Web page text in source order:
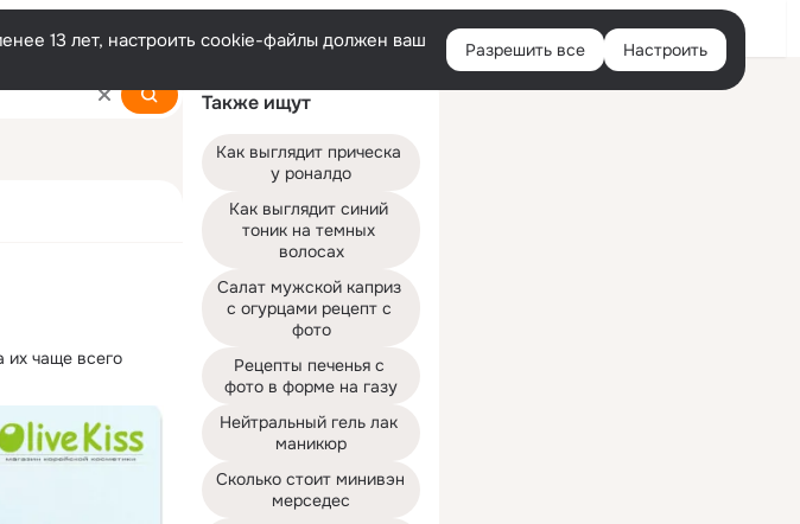
Войти
13 лет, настроить cookie-файлы должен ваш
Разрешить все Настроить
Также ищут
Как выглядит прическа
у роналдо
Как выглядит синий
тоник на темных
волосах
Салат мужской каприз
с огурцами рецепт с
фото
Рецепты печенья с
фото в форме на газу
Нейтральный гель лак
маникюр
Сколько стоит минивэн
мерседес
их чаще всего